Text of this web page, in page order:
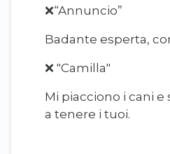
❌“Annuncio”
Badante esperta,
❌ "Camilla"
Mi piacciono i cani
a tenere i tuoi.